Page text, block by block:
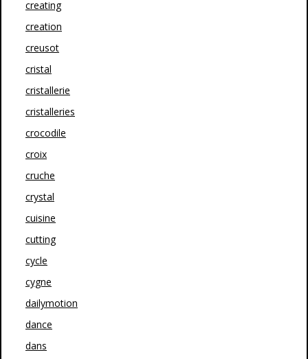
creating
creation
creusot
cristal
cristallerie
cristalleries
crocodile
croix
cruche
crystal
cuisine
cutting
cycle
cygne
dailymotion
dance
dans